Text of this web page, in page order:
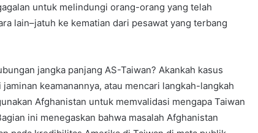
untuk melindungi orang-orang yang telah
lain–jatuh ke kematian dari pesawat yang terbang
jangka panjang AS-Taiwan? Akankah kasus
keamanannya, atau mencari langkah-langkah
Afghanistan untuk memvalidasi mengapa Taiwan
ini menegaskan bahwa masalah Afghanistan